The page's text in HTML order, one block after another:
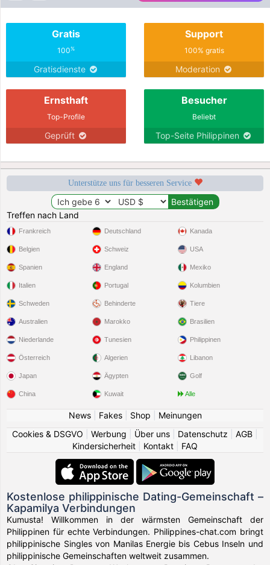
Gratis
100%
Gratisdienste
Support
100% gratis
Moderation
Ernsthaft
Top-Profile
Geprüft
Besucher
Beliebt
Top-Seite Philippinen
Unterstütze uns für besseren Service
Treffen nach Land
Frankreich
Belgien
Spanien
Italien
Schweden
Deutschland
Schweiz
England
Portugal
Behinderte
Kanada
USA
Mexiko
Kolumbien
Tiere
Australien
Niederlande
Österreich
Japan
China
Marokko
Tunesien
Algerien
Ägypten
Kuwait
Brasilien
Philippinen
Libanon
Golf
Alle
News| Fakes| Shop
Meinungen
Cookies & DSGVO
Werbung Über uns Datenschutz AGB
Kindersicherheit
Kontakt FAQ
Kostenlose philippinische Dating-Gemeinschaft –
Kapamilya Verbindungen
Kumusta! Willkommen in der wärmsten Gemeinschaft der
Philippinen für echte Verbindungen. Philippines-chat.com bringt
philippinische Singles von Manilas Energie bis Cebus Inseln und
philippinische Gemeinschaften weltweit zusammen.